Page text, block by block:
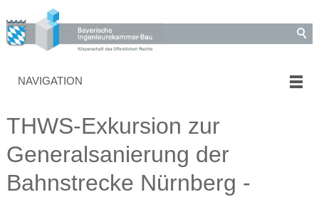
NAVIGATION
THWS-Exkursion zur
Generalsanierung der
Bahnstrecke Nürnberg -